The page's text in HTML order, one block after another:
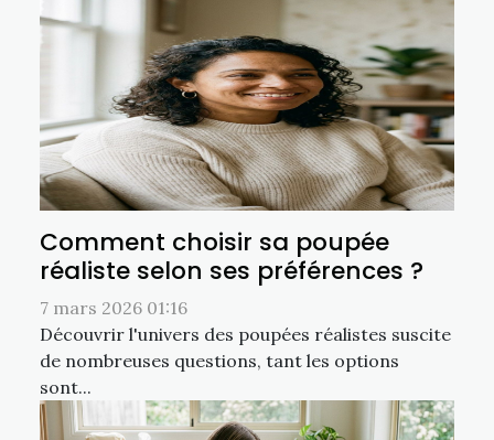
Comment choisir sa poupée
réaliste selon ses préférences ?
7 mars 2026 01:16
Découvrir l'univers des poupées réalistes suscite
de nombreuses questions, tant les options
sont...